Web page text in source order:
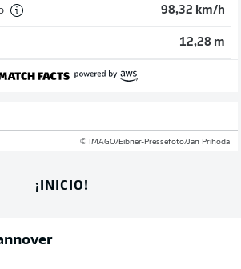
98,32 km/h
12,28 m
© IMAGO/Eibner-Pressefoto/Jan Prihoda
¡INICIO!